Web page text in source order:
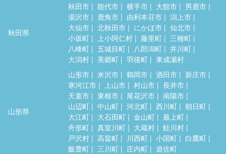
秋田県
秋田市 能代市 横手市 大館市
男鹿市
湯沢市
鹿角市 由利本荘市
潟上市
大仙市
北秋田市 にかほ市
仙北市
小坂町
上小阿仁村 藤里町
三種町
八峰町
五城目町 八郎潟町
井川町
大潟村
美郷町 羽後町 東成瀬村
山形県
山形市 米沢市 鶴岡市 酒田市
新庄市
寒河江市
上山市 村山市
長井市
天童市
東根市 尾花沢市
南陽市
山辺町
中山町 河北町 西川町
朝日町
大江町
大石田町 金山町
最上町
舟形町
真室川町 大蔵村
鮭川村
戸沢村
高畠町 川西町 小国町
白鷹町
飯豊町
三川町 庄内町 遊佐町